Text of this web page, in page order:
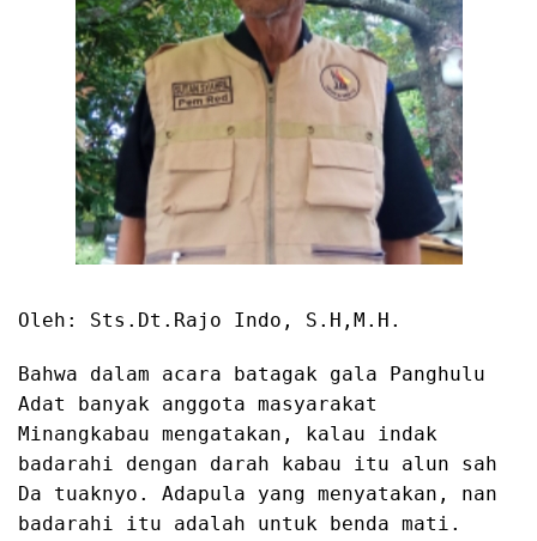
Oleh: Sts.Dt.Rajo Indo, S.H,M.H.
Bahwa dalam acara batagak gala Panghulu
Adat banyak anggota masyarakat
Minangkabau mengatakan, kalau indak
badarahi dengan darah kabau itu alun sah
Da tuaknyo. Adapula yang menyatakan, nan
badarahi itu adalah untuk benda mati.